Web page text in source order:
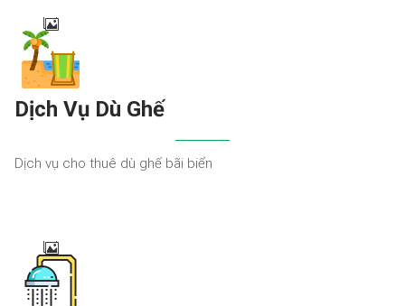
Dịch Vụ Dù Ghế
Dịch vụ cho thuê dù ghế bãi biển